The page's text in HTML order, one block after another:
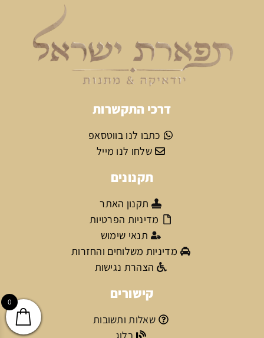
דרכי התקשרות
כתבו לנו בווטסאפ
שלחו לנו מייל
תקנונים
תקנון האתר
מדיניות הפרטיות
תנאי שימוש
מדיניות משלוחים והחזרות
הצהרת נגישות
קישורים
שאלות ותשובות
בלוג
0